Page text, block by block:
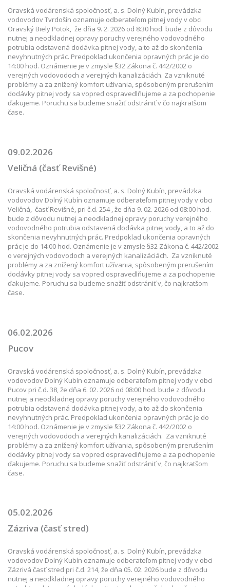
Oravská vodárenská spoločnosť, a. s. Dolný Kubín, prevádzka
vodovodov Tvrdošín oznamuje odberateľom pitnej vody v obci
Oravský Biely Potok, že dňa 9. 2. 2026 od 8:30 hod. bude z dôvodu
nutnej a neodkladnej opravy poruchy verejného vodovodného
potrubia odstavená dodávka pitnej vody, a to až do skončenia
nevyhnutných prác. Predpoklad ukončenia opravných prác je do
14:00 hod. Oznámenie je v zmysle §32 Zákona č. 442/2002 o
verejných vodovodoch a verejných kanalizáciách. Za vzniknuté
problémy a za znížený komfort užívania, spôsobeným prerušením
dodávky pitnej vody sa vopred ospravedlňujeme a za pochopenie
ďakujeme. Poruchu sa budeme snažiť odstrániť v čo najkratšom
čase.
09.02.2026
Veličná (časť Revišné)
Oravská vodárenská spoločnosť, a. s. Dolný Kubín, prevádzka
vodovodov Dolný Kubín oznamuje odberateľom pitnej vody v obci
Veličná, časť Revišné, pri č.d. 254 , že dňa 9. 02. 2026 od 08:00 hod.
bude z dôvodu nutnej a neodkladnej opravy poruchy verejného
vodovodného potrubia odstavená dodávka pitnej vody, a to až do
skončenia nevyhnutných prác. Predpoklad ukončenia opravných
prác je do 14:00 hod. Oznámenie je v zmysle §32 Zákona č. 442/2002
o verejných vodovodoch a verejných kanalizáciách. Za vzniknuté
problémy a za znížený komfort užívania, spôsobeným prerušením
dodávky pitnej vody sa vopred ospravedlňujeme a za pochopenie
ďakujeme. Poruchu sa budeme snažiť odstrániť v, čo najkratšom
čase.
06.02.2026
Pucov
Oravská vodárenská spoločnosť, a. s. Dolný Kubín, prevádzka
vodovodov Dolný Kubín oznamuje odberateľom pitnej vody v obci
Pucov pri č.d. 38, že dňa 6. 02. 2026 od 08:00 hod. bude z dôvodu
nutnej a neodkladnej opravy poruchy verejného vodovodného
potrubia odstavená dodávka pitnej vody, a to až do skončenia
nevyhnutných prác. Predpoklad ukončenia opravných prác je do
14:00 hod. Oznámenie je v zmysle §32 Zákona č. 442/2002 o
verejných vodovodoch a verejných kanalizáciách. Za vzniknuté
problémy a za znížený komfort užívania, spôsobeným prerušením
dodávky pitnej vody sa vopred ospravedlňujeme a za pochopenie
ďakujeme. Poruchu sa budeme snažiť odstrániť v, čo najkratšom
čase.
05.02.2026
Zázriva (časť stred)
Oravská vodárenská spoločnosť, a. s. Dolný Kubín, prevádzka
vodovodov Dolný Kubín oznamuje odberateľom pitnej vody v obci
Zázrivá časť stred pri č.d. 214, že dňa 05. 02. 2026 bude z dôvodu
nutnej a neodkladnej opravy poruchy verejného vodovodného